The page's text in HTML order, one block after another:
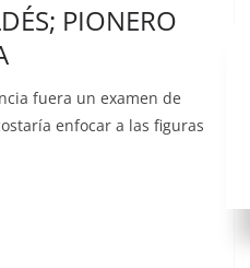
PIONERO
fuera un examen de
enfocar a las figuras